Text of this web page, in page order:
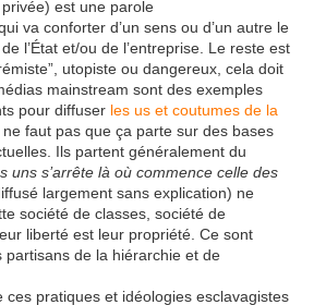
est une parole
va conforter d’un sens ou d’un autre le
l’État et/ou de l’entreprise. Le reste est
utopiste ou dangereux, cela doit
mainstream sont des exemples
pour diffuser les us et coutumes de la
ne faut pas que ça parte sur des bases
Ils partent généralement du
uns s’arrête là où commence celle des
largement sans explication) ne
société de classes, société de
liberté est leur propriété. Ce sont
de la hiérarchie et de
ces pratiques et idéologies esclavagistes